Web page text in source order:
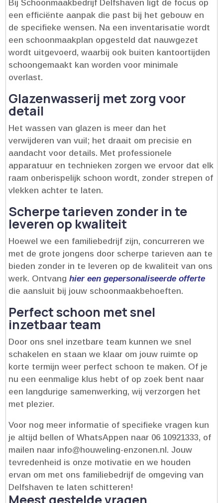
Bij Schoonmaakbedrijf Delfshaven ligt de focus op
een efficiënte aanpak die past bij het gebouw en
de specifieke wensen.​ Na een inventarisatie wordt
een schoonmaakplan opgesteld dat nauwgezet
wordt uitgevoerd, waarbij ook buiten kantoortijden
schoongemaakt kan worden voor minimale
overlast.​
Glazenwasserij met zorg voor
detail
Het wassen van glazen is meer dan het
verwijderen van vuil; het draait om precisie en
aandacht voor details.​ Met professionele
apparatuur en technieken zorgen we ervoor dat elk
raam onberispelijk schoon wordt, zonder strepen of
vlekken achter te laten.​
Scherpe tarieven zonder in te
leveren op kwaliteit
Hoewel we een familiebedrijf zijn, concurreren we
met de grote jongens door scherpe tarieven aan te
bieden zonder in te leveren op de kwaliteit van ons
werk.​ Ontvanghier een gepersonaliseerde offerte
die aansluit bij jouw schoonmaakbehoeften.​
Perfect schoon met snel
inzetbaar team
Door ons snel inzetbare team kunnen we snel
schakelen en staan we klaar om jouw ruimte op
korte termijn weer perfect schoon te maken.​ Of je
nu een eenmalige klus hebt of op zoek bent naar
een langdurige samenwerking, wij verzorgen het
met plezier.​
Voor nog meer informatie of specifieke vragen kun
je altijd bellen of WhatsAppen naar 06 10921333, of
mailen naar info@houweling-enzonen.​nl.​ Jouw
tevredenheid is onze motivatie en we houden
ervan om met ons familiebedrijf de omgeving van
Delfshaven te laten schitteren!